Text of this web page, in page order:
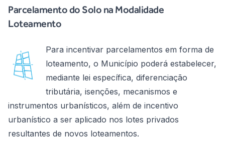
Parcelamento do Solo na Modalidade
Loteamento
Para incentivar parcelamentos em forma de
loteamento, o Município poderá estabelecer,
mediante lei específica, diferenciação
tributária, isenções, mecanismos e
instrumentos urbanísticos, além de incentivo
urbanístico a ser aplicado nos lotes privados
resultantes de novos loteamentos.